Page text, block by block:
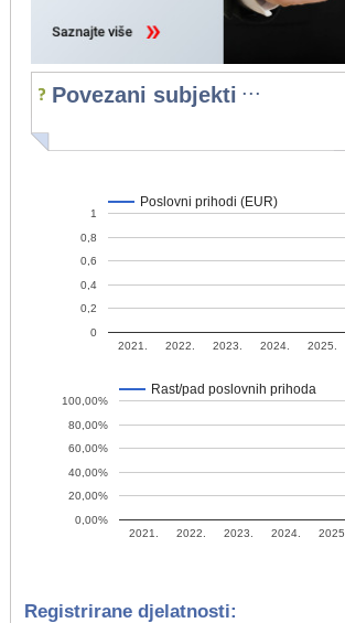
Povezani subjekti ...
Poslovni prihodi (EUR)
2021. 2022. 2023. 2024. 2025.
0
0,2
0,4
0,6
0,8
1
Rast/pad poslovnih prihoda
2021. 2022. 2023. 2024. 2025.
0,00%
20,00%
40,00%
60,00%
80,00%
100,00%
Registrirane djelatnosti: